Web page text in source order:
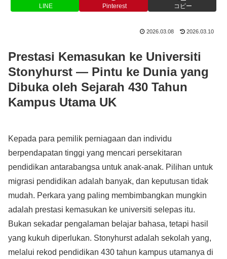
LINE Pinterest コピー
2026.03.08 2026.03.10
Prestasi Kemasukan ke Universiti
Stonyhurst — Pintu ke Dunia yang
Dibuka oleh Sejarah 430 Tahun
Kampus Utama UK
Kepada para pemilik perniagaan dan individu
berpendapatan tinggi yang mencari persekitaran
pendidikan antarabangsa untuk anak-anak. Pilihan untuk
migrasi pendidikan adalah banyak, dan keputusan tidak
mudah. Perkara yang paling membimbangkan mungkin
adalah prestasi kemasukan ke universiti selepas itu.
Bukan sekadar pengalaman belajar bahasa, tetapi hasil
yang kukuh diperlukan. Stonyhurst adalah sekolah yang,
melalui rekod pendidikan 430 tahun kampus utamanya di